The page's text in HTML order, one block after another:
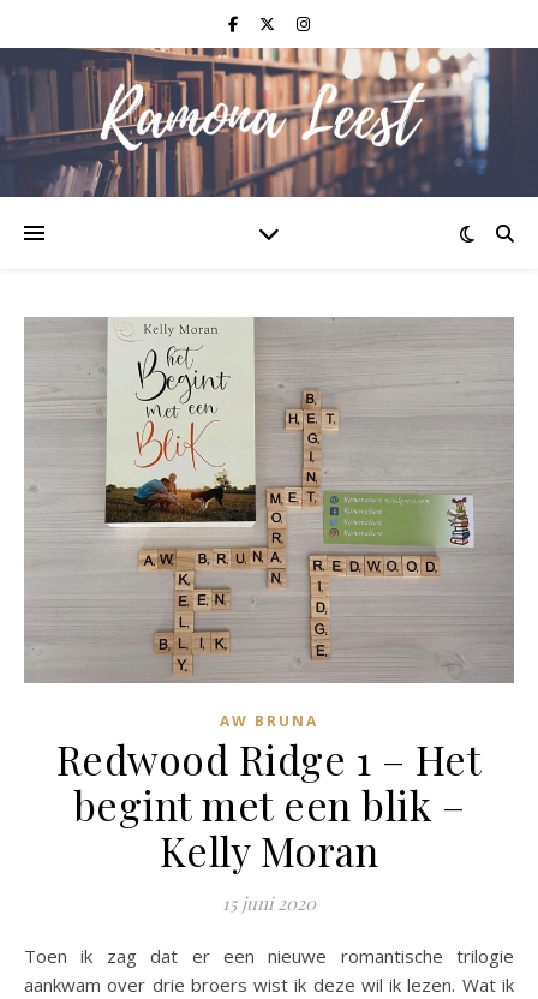
AW BRUNA
Redwood Ridge 1 – Het
begint met een blik –
Kelly Moran
15 juni 2020
Toen ik zag dat er een nieuwe romantische trilogie
aankwam over drie broers wist ik deze wil ik lezen. Wat ik